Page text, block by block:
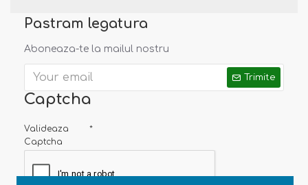
Pastram legatura
Aboneaza-te la mailul nostru
Trimite
Captcha
Valideaza
Captcha